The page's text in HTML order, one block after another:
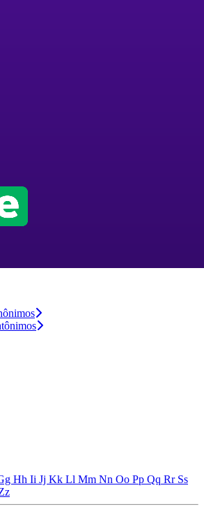
Hh Ii Jj Kk Ll Mm Nn Oo Pp Qq Rr Ss